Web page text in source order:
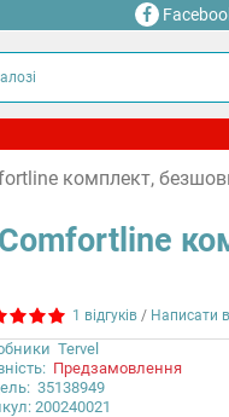
комплект,
1 відгуків / Написати
Tervel
Предзамовлення
35138949
200240021